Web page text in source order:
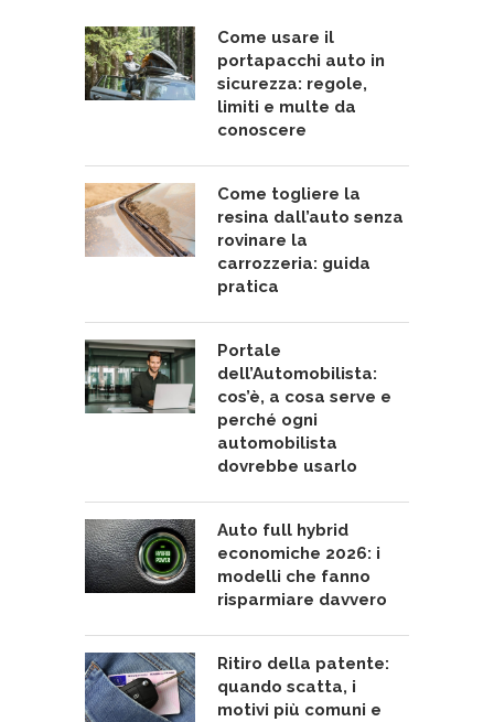
Come usare il
portapacchi auto in
sicurezza: regole,
limiti e multe da
conoscere
Come togliere la
resina dall’auto senza
rovinare la
carrozzeria: guida
pratica
Portale
dell’Automobilista:
cos’è, a cosa serve e
perché ogni
automobilista
dovrebbe usarlo
Auto full hybrid
economiche 2026: i
modelli che fanno
risparmiare davvero
Ritiro della patente:
quando scatta, i
motivi più comuni e